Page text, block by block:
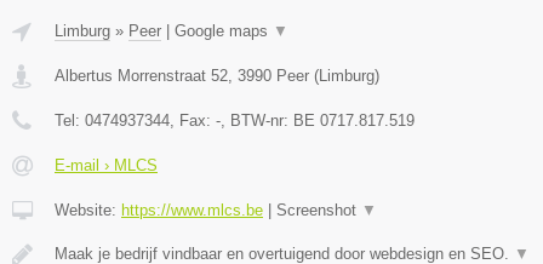
Limburg » Peer Google maps ▼
Albertus Morrenstraat 52 3990 Peer ( Limburg)
Tel: 0474937344 , Fax: - , BTW-nr: BE 0717.817.519
E-mail › MLCS
Website: https://www.mlcs.be Screenshot ▼
Maak je bedrijf vindbaar en overtuigend door webdesign en SEO. ▼